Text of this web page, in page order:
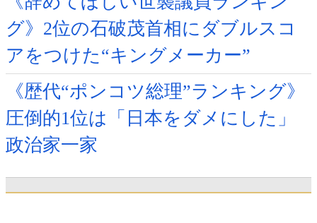
グ》2位の石破茂首相にダブルスコ
アをつけた“キングメーカー”
《歴代“ポンコツ総理”ランキング》
圧倒的1位は「日本をダメにした」
政治家一家